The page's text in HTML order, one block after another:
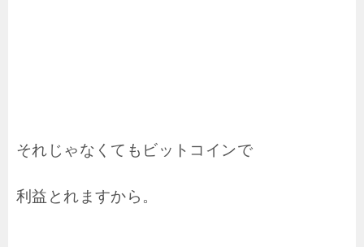
それじゃなくてもビットコインで
利益とれますから。